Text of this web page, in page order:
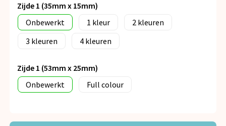
Vrije tijd en Strand
Zijde 1 (35mm x 15mm)
Onbewerkt
1
2
3
4
Zijde 1 (53mm x 25mm)
Onbewerkt
Full colour